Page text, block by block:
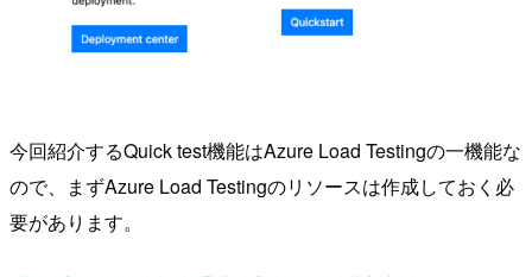
今回紹介するQuick test機能はAzure Load Testingの一機能な
ので、まずAzure Load Testingのリソースは作成しておく必
要があります。